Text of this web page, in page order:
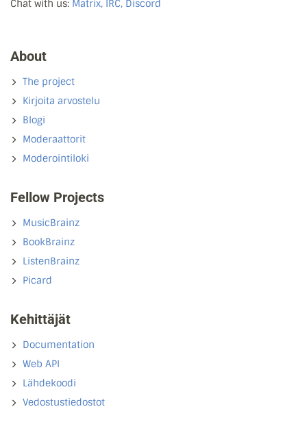
Chat with us: Matrix, IRC, Discord
About
The project
Kirjoita arvostelu
Blogi
Moderaattorit
Moderointiloki
Fellow Projects
MusicBrainz
BookBrainz
ListenBrainz
Picard
Kehittäjät
Documentation
Web API
Lähdekoodi
Vedostustiedostot